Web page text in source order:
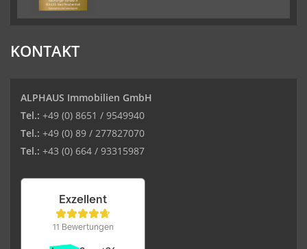
KONTAKT
ALPHAUS Immobilien GmbH
Tel.: +49 (0) 8651 / 9549940
Tel.: +49 (0) 89 / 277827070
Tel.: +43 (0) 664 / 93315987